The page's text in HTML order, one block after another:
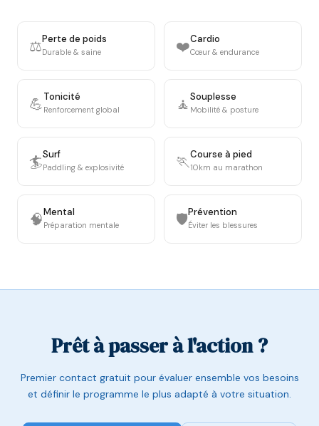
⚖️Perte de poids
Durable & saine ❤️Cardio
Cœur & endurance
💪Tonicité
Renforcement global 🧘Souplesse
Mobilité & posture
🏄Surf
Paddling & explosivité 🏃Course à pied
10km au marathon
🧠Mental
Préparation mentale 🛡️Prévention
Éviter les blessures
Prêt à passer à l'action ?
Premier contact gratuit pour évaluer ensemble vos besoins
et définir le programme le plus adapté à votre situation.